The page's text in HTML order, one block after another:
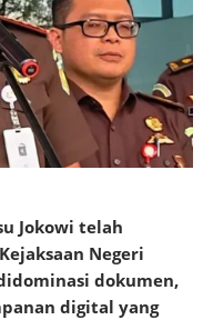
Jokowi telah
Negeri
dokumen,
digital yang